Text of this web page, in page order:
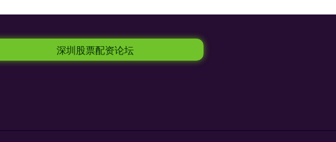
深圳股票配资论坛